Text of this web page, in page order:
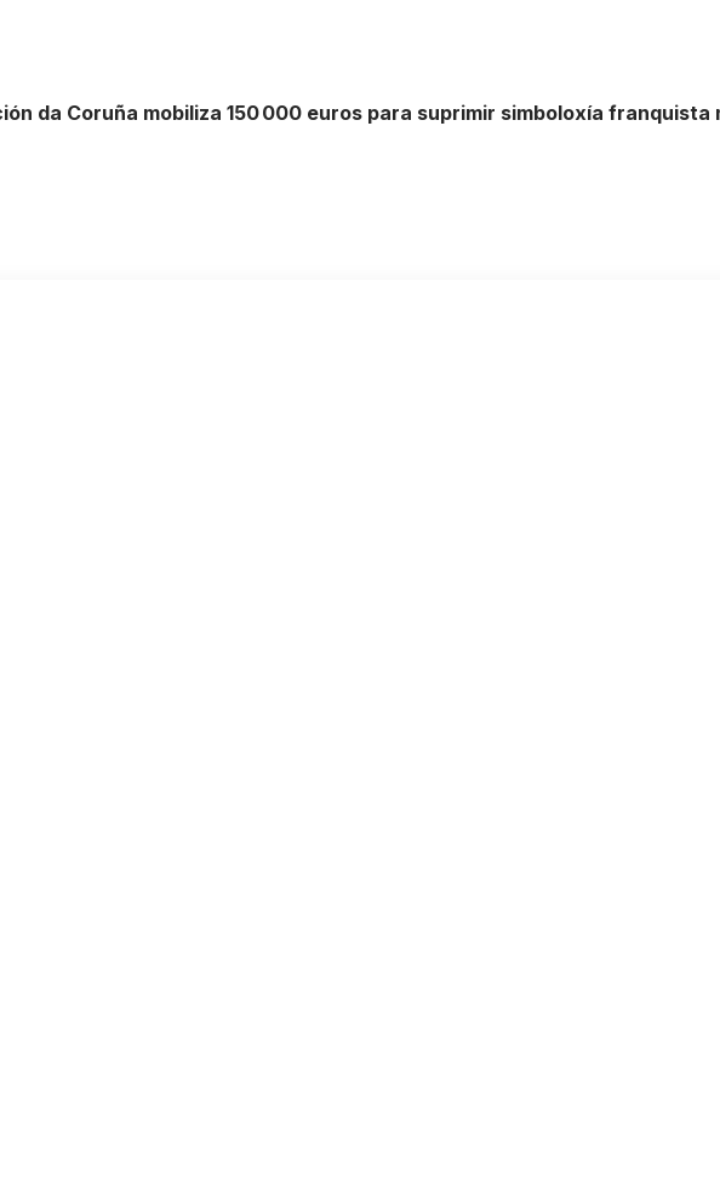
da Coruña mobiliza 150 000 euros para suprimir simboloxía franquista